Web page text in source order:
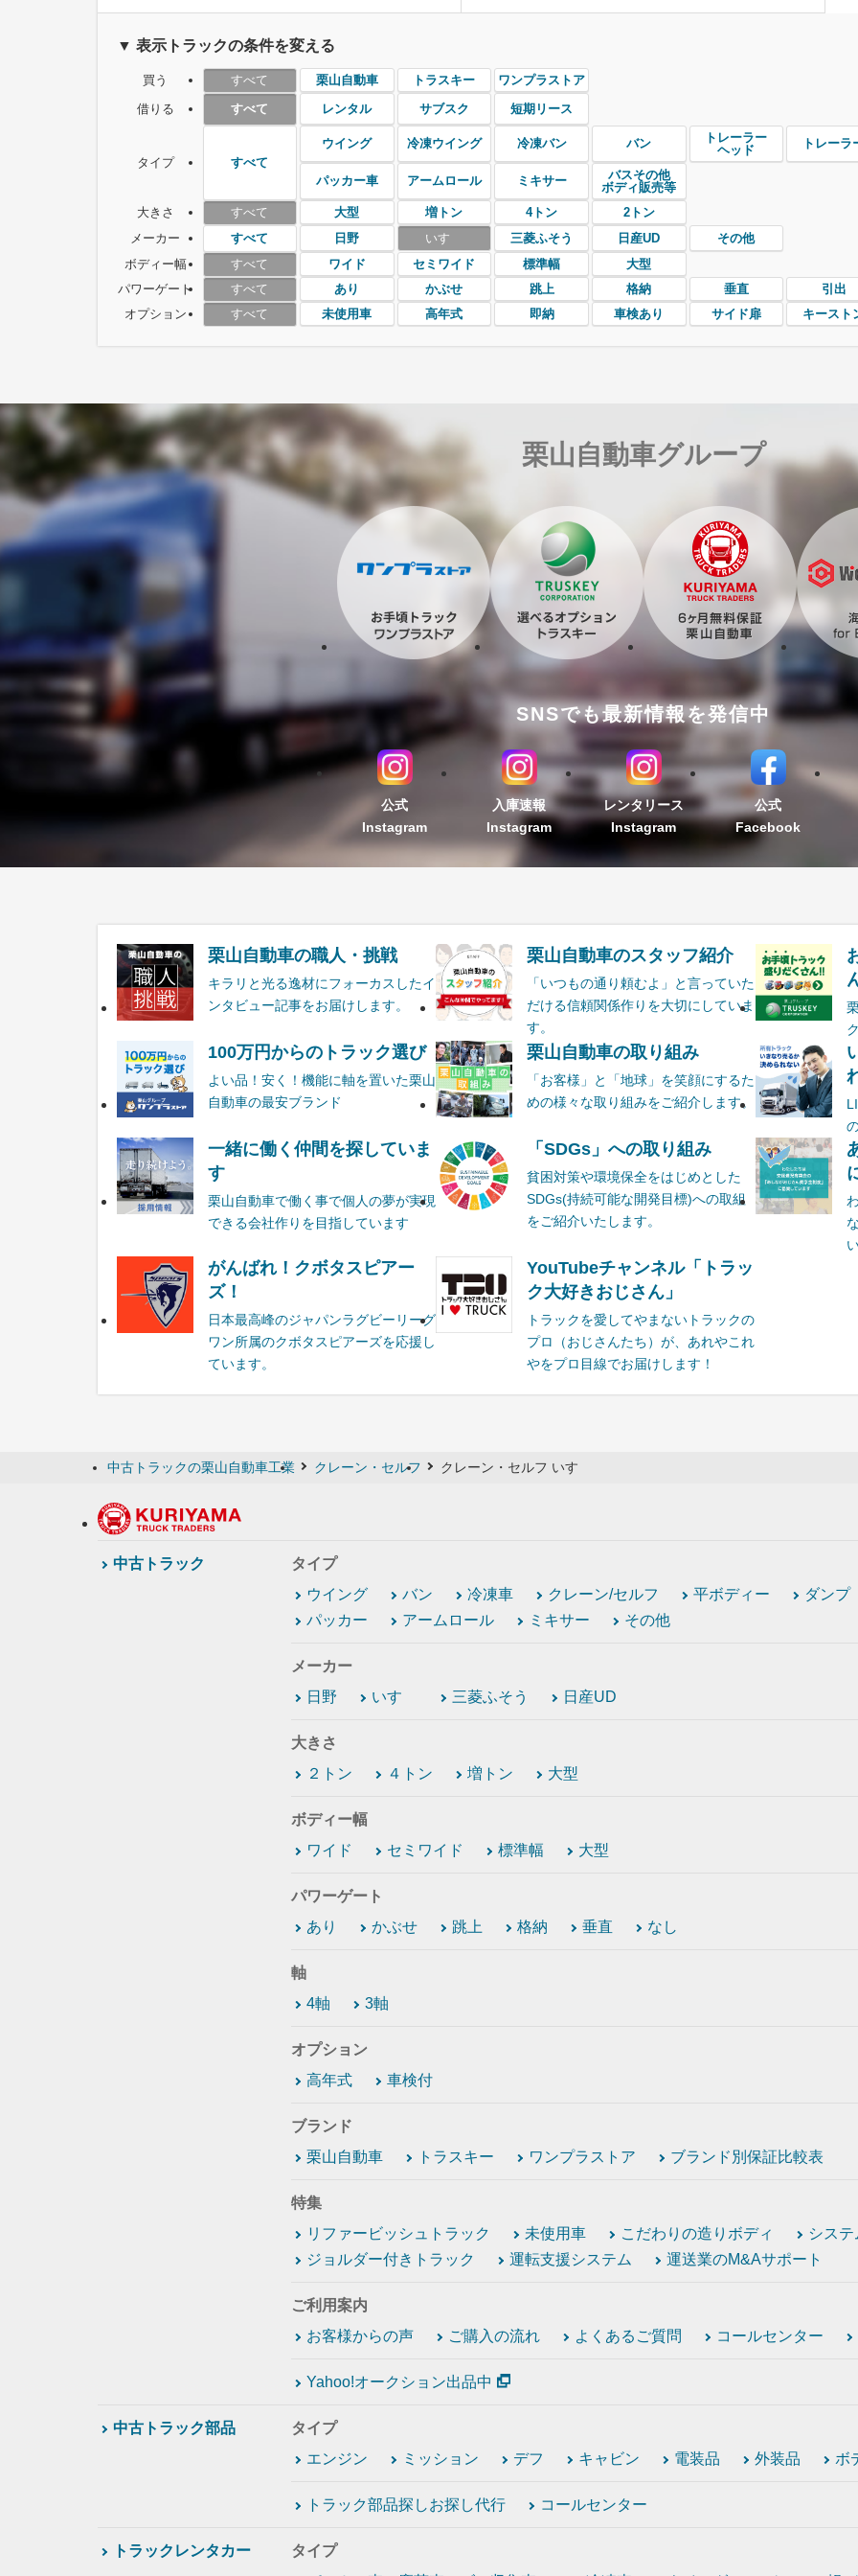
▼ 表示トラックの条件を変える
買う すべて 栗山自動車 トラスキー
ワンプラストア
借りる
すべて レンタル サブスク 短期リース
タイプ すべて
ウイング 冷凍ウイング 冷凍バン バン
トレーラー
ヘッド
トレーラ
パッカー車 アームロール ミキサー
バスその他
ボディ販売等
大きさ
すべて 大型 増トン 4トン
2トン
メーカー
すべて 日野 いすゞ 三菱ふそう 日産UD
その他
ボディー幅
すべて ワイド セミワイド 標準幅
大型
パワーゲート
すべて あり かぶせ 跳上 格納 垂直 引出
オプション
すべて 未使用車 高年式 即納 車検あり サイド扉 キースト
栗山自動車グループ
SNSでも最新情報を発信中
公式
Instagram
入庫速報
Instagram
レンタリース
Instagram
公式
Facebook
栗山自動車の職人・挑戦
キラリと光る逸材にフォーカスしたイ
ンタビュー記事をお届けします。
栗山自動車のスタッフ紹介
「いつもの通り頼むよ」と言っていた
だける信頼関係作りを大切にしていま
す。
100万円からのトラック選び
よい品！安く！機能に軸を置いた栗山
自動車の最安ブランド
栗山自動車の取り組み
「お客様」と「地球」を笑顔にするた
めの様々な取り組みをご紹介します。
一緒に働く仲間を探していま
す
栗山自動車で働く事で個人の夢が実現
できる会社作りを目指しています
「SDGs」への取り組み
貧困対策や環境保全をはじめとした
SDGs(持続可能な開発目標)への取組
をご紹介いたします。
がんばれ！クボタスピアー
ズ！
日本最高峰のジャパンラグビーリーグ
ワン所属のクボタスピアーズを応援し
ています。
YouTubeチャンネル「トラッ
ク大好きおじさん」
トラックを愛してやまないトラックの
プロ（おじさんたち）が、あれやこれ
やをプロ目線でお届けします！
中古トラックの栗山自動車工業 クレーン・セルフ クレーン・セルフ いすゞ
中古トラック
タイプ
ウイング
バン 冷凍車 クレーン/セルフ 平ボディー ダンプ
パッカー
アームロール ミキサー その他
メーカー
日野
いすゞ 三菱ふそう 日産UD
大きさ
２トン
４トン 増トン 大型
ボディー幅
ワイド
セミワイド 標準幅 大型
パワーゲート
あり
かぶせ 跳上 格納 垂直 なし
軸
4軸
3軸
オプション
高年式
車検付
ブランド
栗山自動車
トラスキー ワンプラストア ブランド別保証比較表
特集
リファービッシュトラック
未使用車 こだわりの造りボディ
シス
ジョルダー付きトラック
運転支援システム 運送業のM&Aサポート
ご利用案内
お客様からの声
ご購入の流れ よくあるご質問 コールセンター
Yahoo!オークション出品中
中古トラック部品
タイプ
エンジン
ミッション デフ キャビン 電装品 外装品 ボ
トラック部品探しお探し代行 コールセンター
トラックレンタカー
タイプ